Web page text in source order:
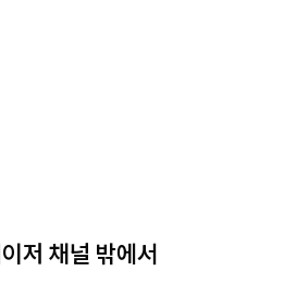
저 채널 밖에서